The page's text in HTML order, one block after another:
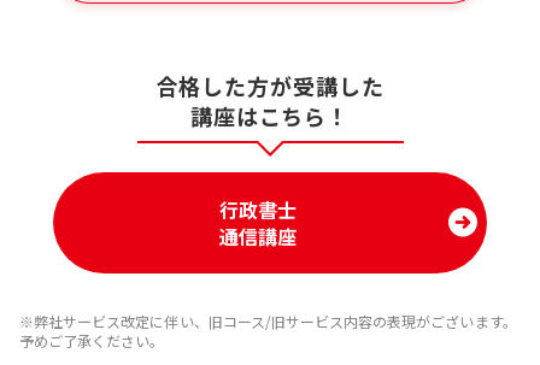
合格した方が受講した
講座はこちら！
行政書士
通信講座
※弊社サービス改定に伴い、旧コース/旧サービス内容の表現がございます。
予めご了承ください。